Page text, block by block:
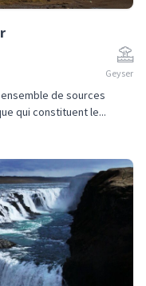
Geyser
de sources
qui constituent le...